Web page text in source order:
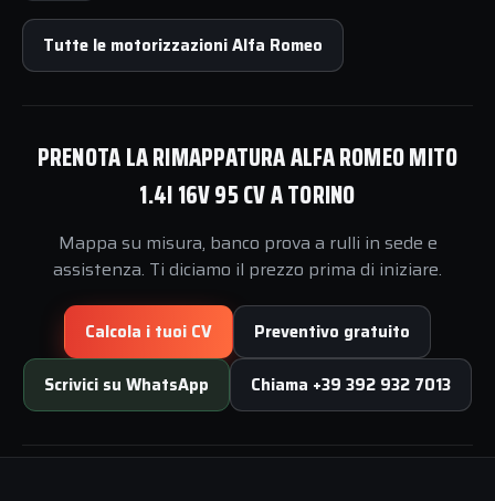
Tutte le motorizzazioni Alfa Romeo
PRENOTA LA RIMAPPATURA ALFA ROMEO MITO
1.4I 16V 95 CV A TORINO
Mappa su misura, banco prova a rulli in sede e
assistenza. Ti diciamo il prezzo prima di iniziare.
Calcola i tuoi CV Preventivo gratuito
Scrivici su WhatsApp Chiama +39 392 932 7013